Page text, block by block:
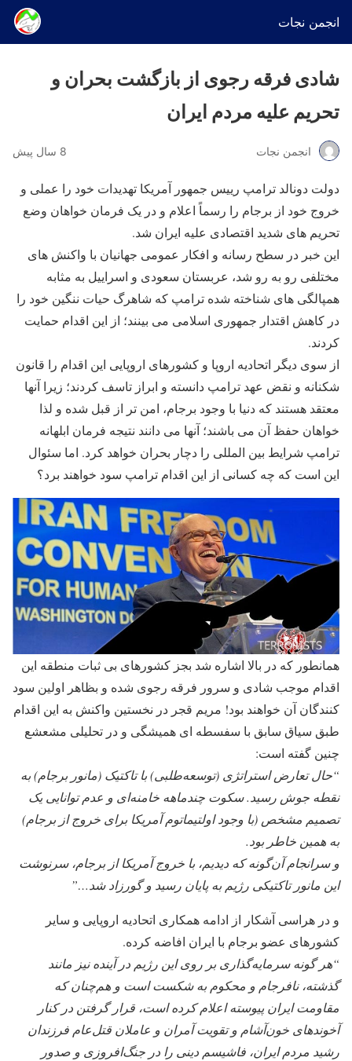
انجمن نجات
شادی فرقه رجوی از بازگشت بحران و
تحریم علیه مردم ایران
انجمن نجات 8 سال پیش
دولت دونالد ترامپ رییس جمهور آمریکا تهدیدات خود را عملی و
خروج خود از برجام را رسماً اعلام و در یک فرمان خواهان وضع
تحریم های شدید اقتصادی علیه ایران شد.
این خبر در سطح رسانه و افکار عمومی جهانیان با واکنش های
مختلفی رو به رو شد، عربستان سعودی و اسراییل به مثابه
همپالگی های شناخته شده ترامپ که شاهرگ حیات ننگین خود را
در کاهش اقتدار جمهوری اسلامی می بینند؛ از این اقدام حمایت
کردند.
از سوی دیگر اتحادیه اروپا و کشورهای اروپایی این اقدام را قانون
شکنانه و نقض عهد ترامپ دانسته و ابراز تاسف کردند؛ زیرا آنها
معتقد هستند که دنیا با وجود برجام، امن‌ تر از قبل شده و لذا
خواهان حفظ آن می باشند؛ آنها می دانند نتیجه فرمان ابلهانه
ترامپ شرایط بین المللی را دچار بحران خواهد کرد. اما سئوال
این است که چه کسانی از این اقدام ترامپ سود خواهند برد؟
همانطور که در بالا اشاره شد بجز کشورهای بی ثبات منطقه این
اقدام موجب شادی و سرور فرقه رجوی شده و بظاهر اولین سود
کنندگان آن خواهند بود! مریم قجر در نخستین واکنش به این اقدام
طبق سیاق سابق با سفسطه ای همیشگی و در تحلیلی مشعشع
چنین گفته است:
“حال تعارض استراتژی (توسعه‌طلبی)‌ با تاکتیک (مانور برجام) به
نقطه جوش رسید. سکوت چندماهه خامنه‌ای و عدم توانایی یک
تصمیم مشخص (با وجود اولتیماتوم آمریکا برای خروج از برجام)
به همین خاطر بود.
و سرانجام آن‌گونه که دیدیم، با خروج آمریکا از برجام، سرنوشت
این مانور تاکتیکی رژیم به پایان رسید و گورزاد شد…”
و در هراسی آشکار از ادامه همکاری اتحادیه اروپایی و سایر
کشورهای عضو برجام با ایران افاضه کرده.
“هر گونه سرمایه‌گذاری بر روی این رژیم در آینده نیز مانند
گذشته، نافرجام و محکوم به شکست است و هم‌چنان که
مقاومت ایران پیوسته اعلام کرده است، قرار گرفتن در کنار
آخوندهای خون‌آشام و تقویت آمران و عاملان قتل‌عام فرزندان
رشید مردم ایران، فاشیسم دینی را در جنگ‌افروزی و صدور